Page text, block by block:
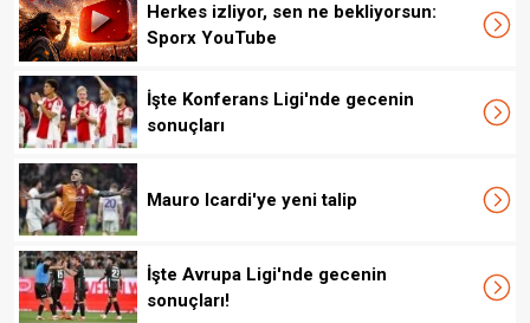
Herkes izliyor, sen ne bekliyorsun:
Sporx YouTube
İşte Konferans Ligi'nde gecenin
sonuçları
Mauro Icardi'ye yeni talip
İşte Avrupa Ligi'nde gecenin
sonuçları!